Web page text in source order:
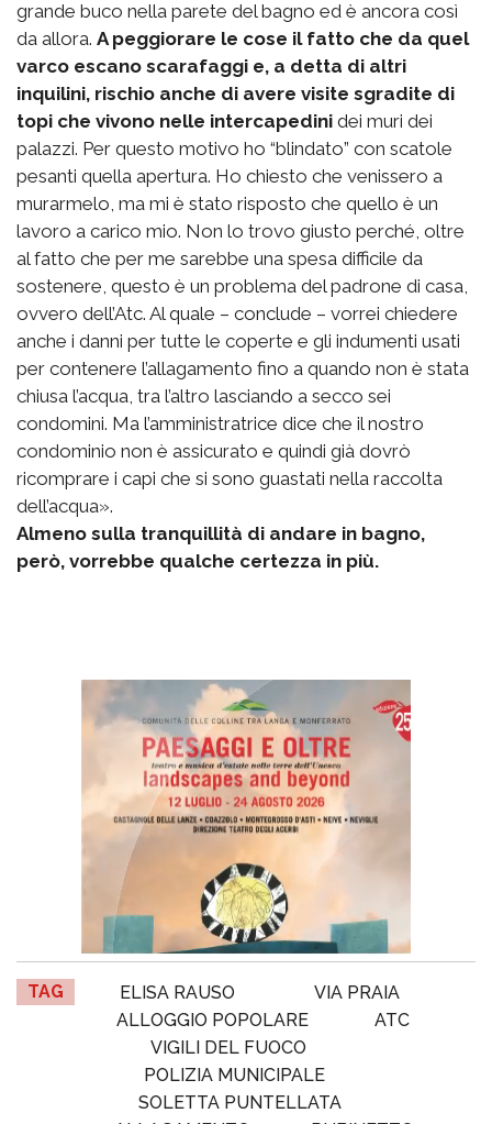
grande buco nella parete del bagno ed è ancora così
da allora. A peggiorare le cose il fatto che da quel
varco escano scarafaggi e, a detta di altri
inquilini, rischio anche di avere visite sgradite di
topi che vivono nelle intercapedini dei muri dei
palazzi. Per questo motivo ho “blindato” con scatole
pesanti quella apertura. Ho chiesto che venissero a
murarmelo, ma mi è stato risposto che quello è un
lavoro a carico mio. Non lo trovo giusto perché, oltre
al fatto che per me sarebbe una spesa difficile da
sostenere, questo è un problema del padrone di casa,
ovvero dell’Atc. Al quale – conclude – vorrei chiedere
anche i danni per tutte le coperte e gli indumenti usati
per contenere l’allagamento fino a quando non è stata
chiusa l’acqua, tra l’altro lasciando a secco sei
condomini. Ma l’amministratrice dice che il nostro
condominio non è assicurato e quindi già dovrò
ricomprare i capi che si sono guastati nella raccolta
dell’acqua».
Almeno sulla tranquillità di andare in bagno,
però, vorrebbe qualche certezza in più.
TAG ELISA RAUSO
VIA PRAIA
ALLOGGIO POPOLARE
ATC
VIGILI DEL FUOCO
POLIZIA MUNICIPALE
SOLETTA PUNTELLATA